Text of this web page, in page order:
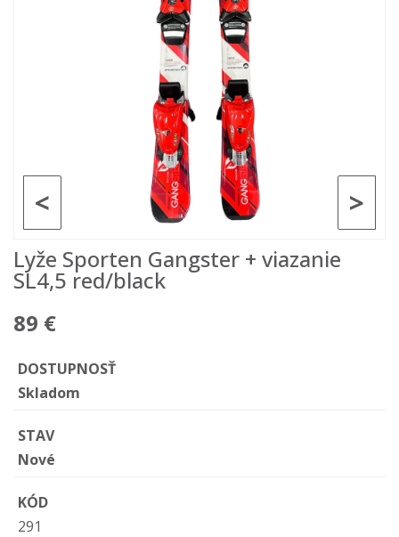
>
<
Lyže Sporten Gangster + viazanie
SL4,5 red/black
89 €
DOSTUPNOSŤ
Skladom
STAV
Nové
KÓD
291